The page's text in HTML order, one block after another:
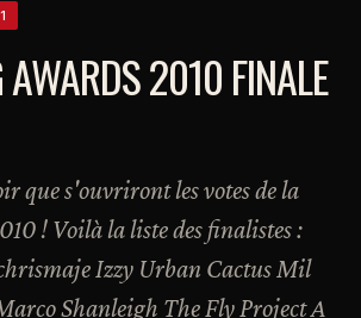
2010 FINALE
que s'ouvriront les votes de la
! Voilà la liste des finalistes :
Izzy Urban Cactus Mil
Shanleigh The Fly Project A